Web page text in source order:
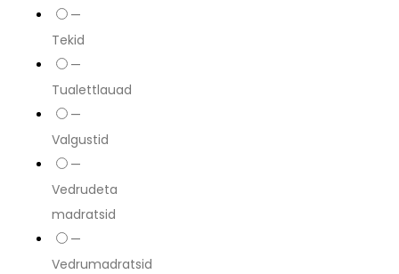
—
Tekid
—
Tualettlauad
—
Valgustid
—
Vedrudeta
madratsid
—
Vedrumadratsid